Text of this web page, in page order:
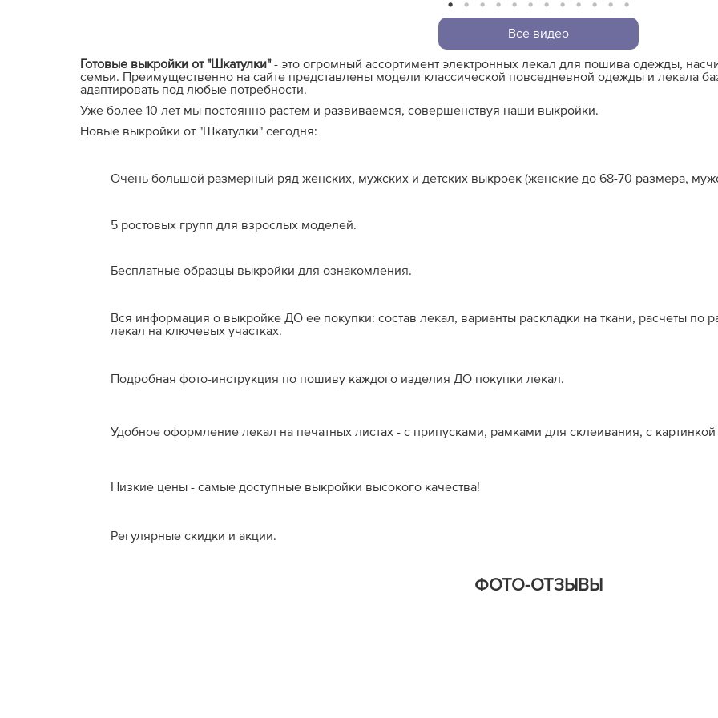
1 2 3 4 5 6 7 8 9 10 11 12
Все видео
Готовые выкройки от "Шкатулки"- это огромный ассортимент электронных лекал для пошива одежды,
семьи. Преимущественно на сайте представлены модели классической повседневной одежды и лекала
адаптировать под любые потребности.
Уже более 10 лет мы постоянно растем и развиваемся, совершенствуя наши выкройки.
Новые выкройки от "Шкатулки" сегодня:
Очень большой размерный ряд женских, мужских и детских выкроек (женские до 68-70 размера,
5 ростовых групп для взрослых моделей.
Бесплатные образцы выкройки для ознакомления.
Вся информация о выкройке ДО ее покупки: состав лекал, варианты раскладки на ткани, расчеты по
лекал на ключевых участках.
Подробная фото-инструкция по пошиву каждого изделия ДО покупки лекал.
Удобное оформление лекал на печатных листах - с припусками, рамками для склеивания, с
Низкие цены - самые доступные выкройки высокого качества!
Регулярные скидки и акции.
ФОТО-ОТЗЫВЫ